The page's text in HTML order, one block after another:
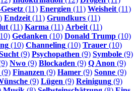
(11) Energien (11) Weisheit(11)
Endzeit(11) Grundkurs (11)
(11) Karma (11) Arbeit(11)
Gedanken (10) Donald Trump (10)
(10) Channeling (10) Trauer (10)
(9) Psychopathen (9) Symbole (9)
Nwo (9) Blockaden (9) Q Anon (9)
(9) Finanzen (9) Hamer (9) Sonne (9)
(9) Lügen (9) Reinigung (9)